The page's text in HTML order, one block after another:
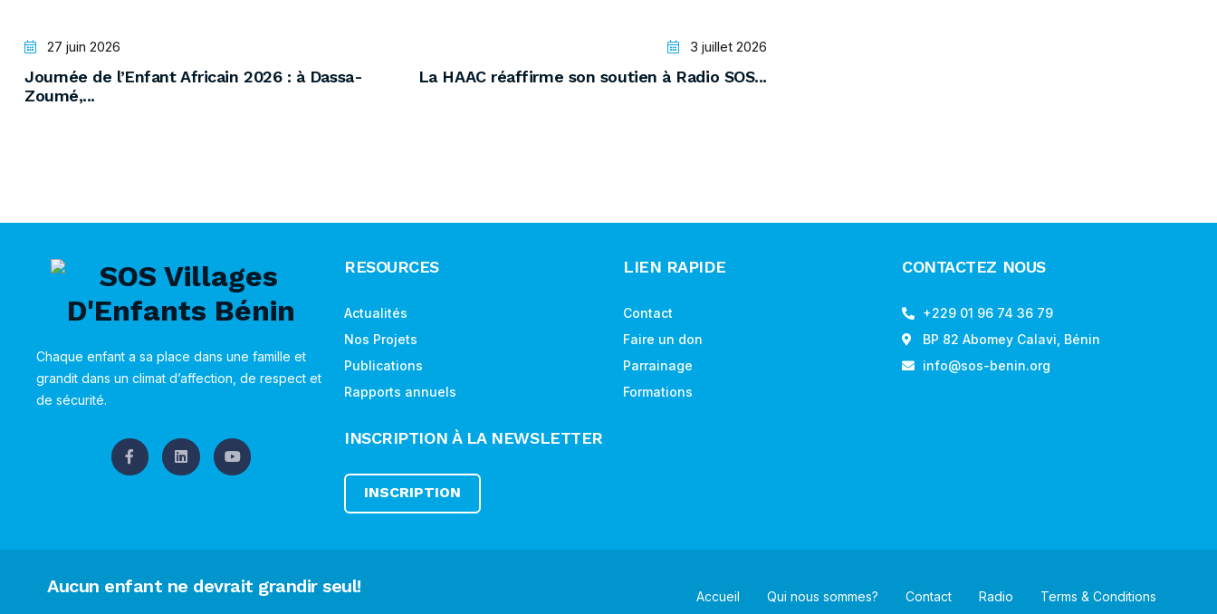
27 juin 2026
Journée de l’Enfant Africain 2026 : à Dassa-
Zoumé,...
3 juillet 2026
La HAAC réaffirme son soutien à Radio SOS...
Chaque enfant a sa place dans une famille et
grandit dans un climat d’affection, de respect et
de sécurité.
RESOURCES
Actualités
Nos Projets
Publications
Rapports annuels
INSCRIPTION À LA NEWSLETTER
INSCRIPTION
LIEN RAPIDE
Contact
Faire un don
Parrainage
Formations
CONTACTEZ NOUS
+229 01 96 74 36 79
BP 82 Abomey Calavi, Bénin
info@sos-benin.org
Aucun enfant ne devrait grandir seul! Accueil Qui nous sommes? Contact Radio Terms & Conditions